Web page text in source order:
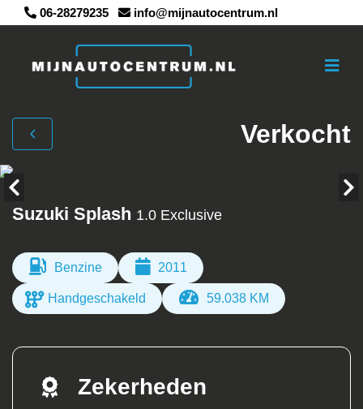
06-28279235 info@mijnautocentrum.nl
Verkocht
Suzuki Splash 1.0 Exclusive
Benzine 2011
Handgeschakeld 59.038 KM
Zekerheden